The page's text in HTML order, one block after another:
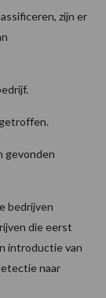
zijn er
gevonden
bedrijven
die eerst
introductie van
naar